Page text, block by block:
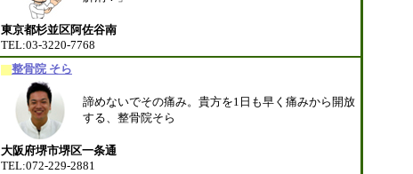
東京都杉並区阿佐谷南
TEL:03-3220-7768
整骨院 そら
諦めないでその痛み。貴方を1日も早く痛みから開放
する、整骨院そら
大阪府堺市堺区一条通
TEL:072-229-2881